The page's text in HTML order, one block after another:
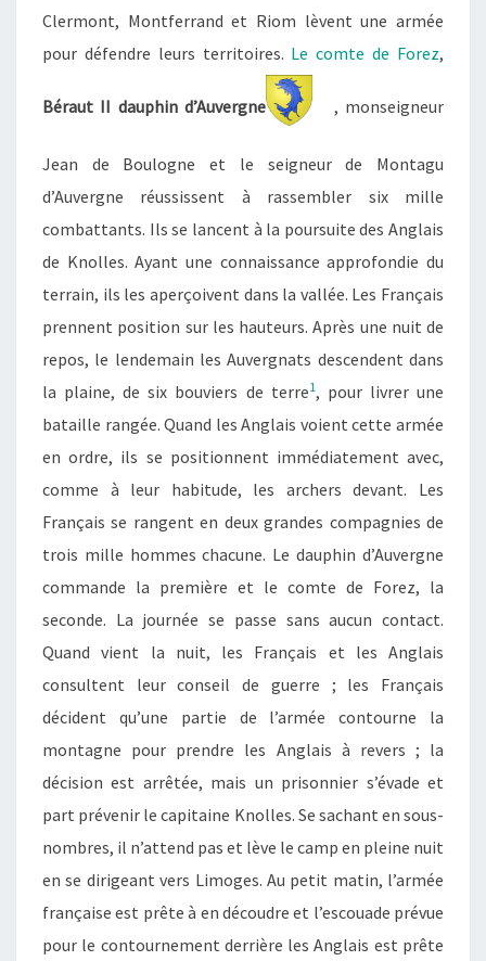
Clermont, Montferrand et Riom lèvent une armée
pour défendre leurs territoires. Le comte de Forez,
Béraut II dauphin d’Auvergne , monseigneur
Jean de Boulogne et le seigneur de Montagu
d’Auvergne réussissent à rassembler six mille
combattants. Ils se lancent à la poursuite des Anglais
de Knolles. Ayant une connaissance approfondie du
terrain, ils les aperçoivent dans la vallée. Les Français
prennent position sur les hauteurs.Après une nuit de
repos, le lendemain les Auvergnats descendent dans
la plaine, de six bouviers de terre1, pour livrer une
bataille rangée. Quand les Anglais voient cette armée
en ordre, ils se positionnent immédiatement avec,
comme à leur habitude, les archers devant. Les
Français se rangent en deux grandes compagnies de
trois mille hommes chacune. Le dauphin d’Auvergne
commande la première et le comte de Forez, la
seconde. La journée se passe sans aucun contact.
Quand vient la nuit, les Français et les Anglais
consultent leur conseil de guerre ; les Français
décident qu’une partie de l’armée contourne la
montagne pour prendre les Anglais à revers ; la
décision est arrêtée, mais un prisonnier s’évade et
part prévenir le capitaine Knolles. Se sachant en sous-
nombres, il n’attend pas et lève le camp en pleine nuit
en se dirigeant vers Limoges. Au petit matin, l’armée
française est prête à en découdre et l’escouade prévue
pour le contournement derrière les Anglais est prête